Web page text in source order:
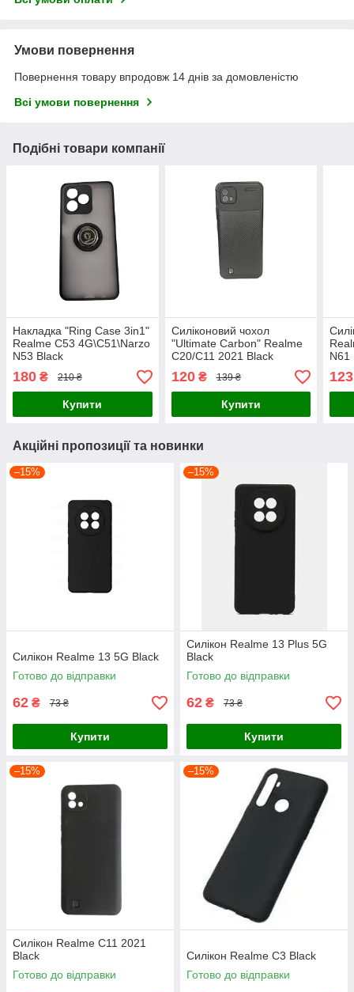
Умови повернення
Повернення товару впродовж 14 днів за домовленістю
Всі умови повернення
Подібні товари компанії
Накладка "Ring Case 3in1"
Realme C53 4G\C51\Narzo
N53 Black
180 ₴ 210 ₴
Купити
Силіконовий чохол
"Ultimate Carbon" Realme
C20/C11 2021 Black
120₴ 139 ₴
Купити
N61
123
Акційні пропозиції та новинки
–15%
Силікон Realme 13 5G Black
Готово до відправки
62 ₴ 73 ₴
Купити
–15%
Силікон Realme 13 Plus 5G
Black
Готово до відправки
62 ₴ 73 ₴
Купити
–15%
Силікон Realme C11 2021
Black
Готово до відправки
–15%
Силікон Realme C3 Black
Готово до відправки